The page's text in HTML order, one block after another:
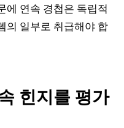
에 연속 경첩은 독립적
의 일부로 취급해야 합
힌지를 평가